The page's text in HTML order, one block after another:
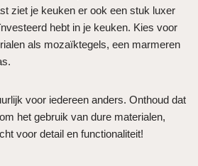
ziet je keuken er ook een stuk luxer
hebt in je keuken. Kies voor
als mozaïktegels, een marmeren
voor iedereen anders. Onthoud dat
het gebruik van dure materialen,
voor detail en functionaliteit!